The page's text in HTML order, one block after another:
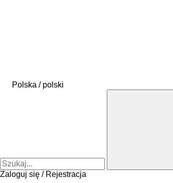
Polska / polski
Zaloguj się / Rejestracja